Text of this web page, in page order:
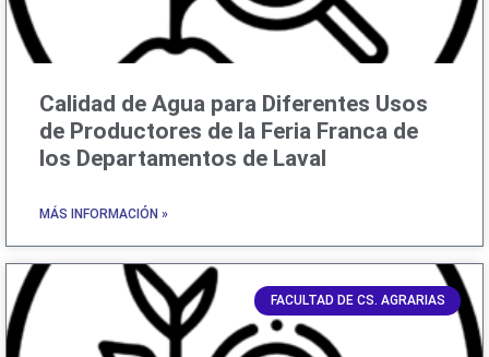
Calidad de Agua para Diferentes Usos
de Productores de la Feria Franca de
los Departamentos de Laval
MÁS INFORMACIÓN »
FACULTAD DE CS. AGRARIAS